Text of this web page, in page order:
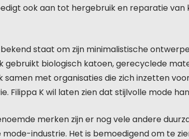
ook aan tot hergebruik en reparatie van
staat om zijn minimalistische
gebruikt biologisch katoen, gerecyclede
samen met organisaties die zich inzetten
Filippa K wil laten zien dat stijlvolle mode
merken zijn er nog vele andere
mode-industrie. Het is bemoedigend om te